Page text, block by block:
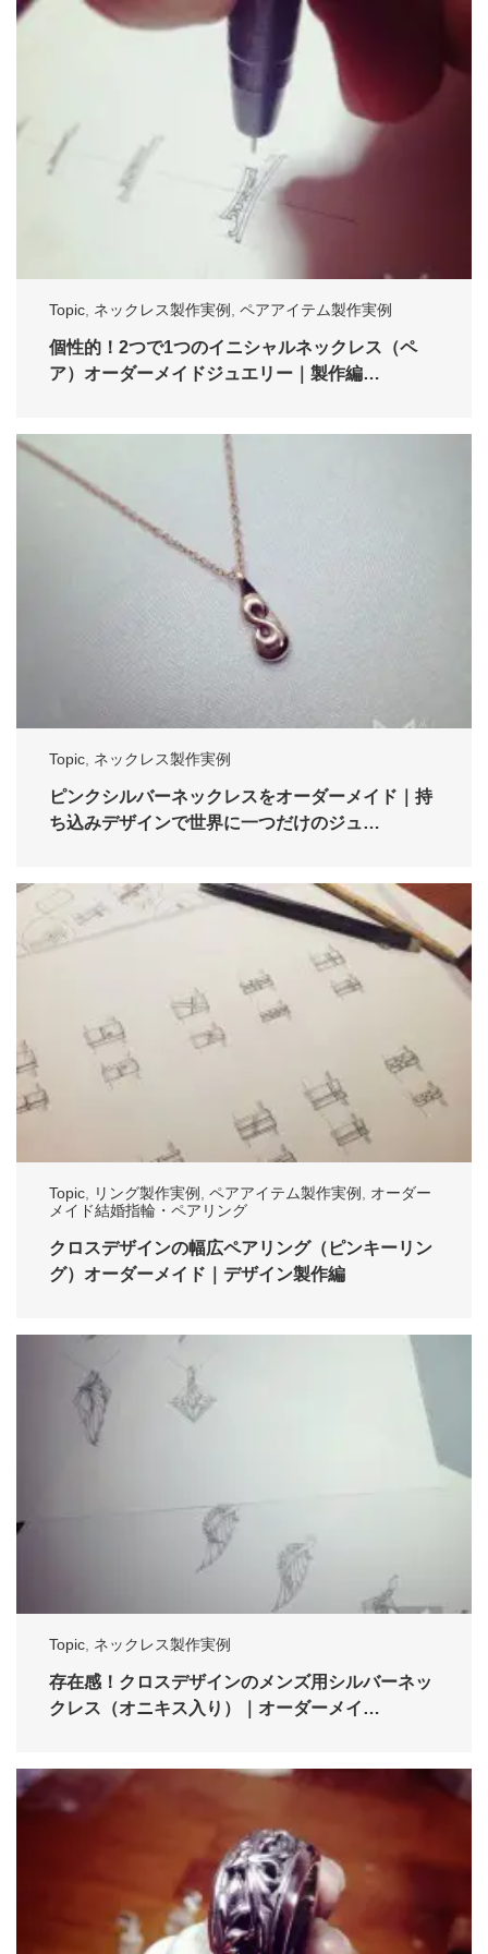
Topic, ネックレス製作実例 , ペアアイテム製作実例
個性的！2つで1つのイニシャルネックレス（ペ
ア）オーダーメイドジュエリー｜製作編…
Topic ネックレス製作実例
ピンクシルバーネックレスをオーダーメイド｜持
ち込みデザインで世界に一つだけのジュ…
Topic リング製作実例 ペアアイテム製作実例
オーダー
メイド結婚指輪・ペアリング
クロスデザインの幅広ペアリング（ピンキーリン
グ）オーダーメイド｜デザイン製作編
Topic ネックレス製作実例
存在感！クロスデザインのメンズ用シルバーネッ
クレス（オニキス入り）｜オーダーメイ…